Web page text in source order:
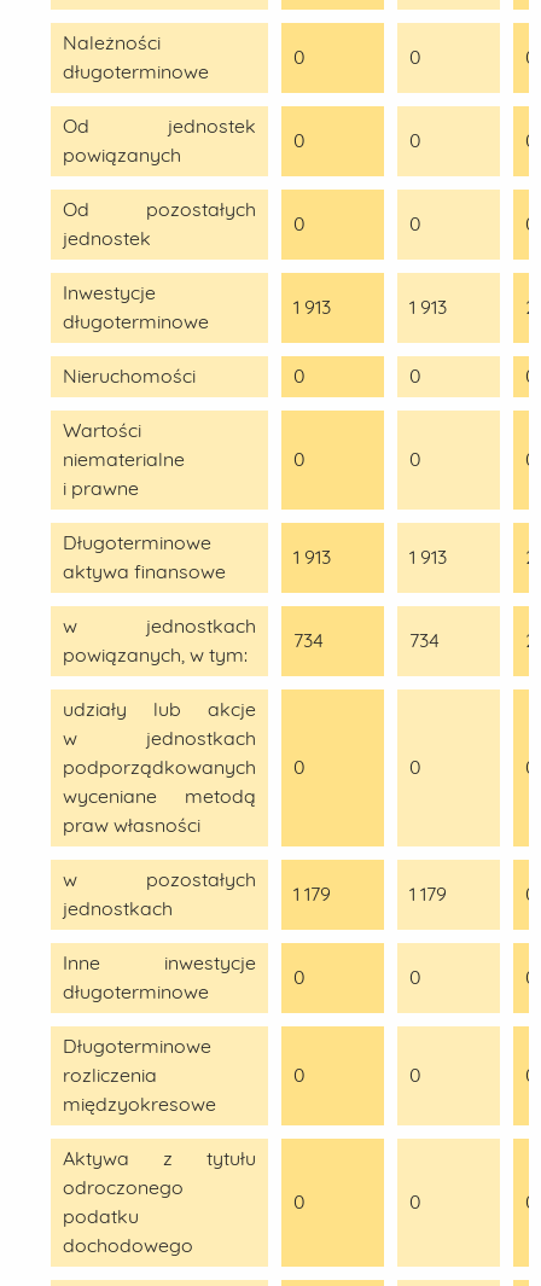
Należności
długoterminowe
0 0 0
Od jednostek
powiązanych
0 0 0
Od pozostałych
jednostek
0 0 0
Inwestycje
długoterminowe
1 913 1 913
Nieruchomości 0 0 0
Wartości
niematerialne
i prawne
0 0 0
Długoterminowe
aktywa finansowe
1 913 1 913
w jednostkach
powiązanych, w tym:
734 734
udziały lub akcje
w jednostkach
podporządkowanych
wyceniane metodą
praw własności
0 0 0
w pozostałych
jednostkach
1 179 1 179 0
Inne inwestycje
długoterminowe
0 0 0
Długoterminowe
rozliczenia
międzyokresowe
0 0 0
Aktywa z tytułu
odroczonego
podatku
dochodowego
0 0 0